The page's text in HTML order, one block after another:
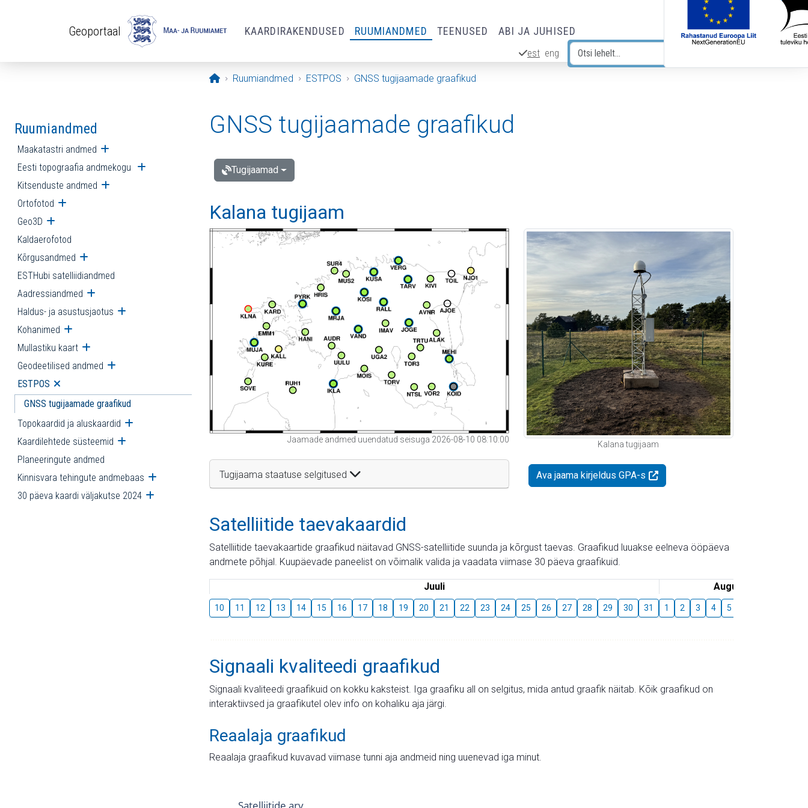
Geoportaal KAARDIRAKENDUSED RUUMIANDMED TEENUSED ABI JA JUHISED
est eng
Avaleht
Ruumiandmed ESTPOS GNSS tugijaamade graafikud
Ruumiandmed
Maakatastri andmed Ava alammenüü
Eesti topograafia andmekogu Ava alammenüü
Kitsenduste andmed Ava alammenüü
Ortofotod Ava alammenüü
Geo3D Ava alammenüü
Kaldaerofotod
Kõrgusandmed Ava alammenüü
ESTHubi satelliidiandmed
Aadressiandmed Ava alammenüü
Haldus- ja asustusjaotus Ava alammenüü
Kohanimed Ava alammenüü
Mullastiku kaart Ava alammenüü
Geodeetilised andmed Ava alammenüü
ESTPOS Ava alammenüü
GNSS tugijaamade graafikud
Topokaardid ja aluskaardid Ava alammenüü
Kaardilehtede süsteemid Ava alammenüü
Planeeringute andmed
Kinnisvara tehingute andmebaas Ava alammenüü
30 päeva kaardi väljakutse 2024 Ava alammenüü
GNSS tugijaamade graafikud
Tugijaamad
Kalana tugijaam
Jaamade andmed uuendatud seisuga 2026-08-10 08:10:00
Tugijaama staatuse selgitused
Kalana tugijaam
Ava jaama kirjeldus GPA-s
Satelliitide taevakaardid
Satelliitide taevakaartide graafikud näitavad GNSS-satelliitide suunda ja kõrgust taevas. Graafikud luuakse eelneva ööpäeva
andmete põhjal. Kuupäevade paneelist on võimalik valida ja vaadata viimase 30 päeva graafikuid.
Juuli August
10 11 12 13 14 15 16 17 18 19 20 21 22 23 24 25 26 27 28 29 30 31 1 2 3 4 5
Signaali kvaliteedi graafikud
Signaali kvaliteedi graafikuid on kokku kaksteist. Iga graafiku all on selgitus, mida antud graafik näitab. Kõik graafikud on
interaktiivsed ja graafikutel olev info on kohaliku aja järgi.
Reaalaja graafikud
Reaalaja graafikud kuvavad viimase tunni aja andmeid ning uuenevad iga minut.